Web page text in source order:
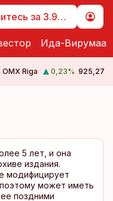
Подпишитесь за 3.99 €
Ида-Вирумаа
OMX Riga 0,23% 925,27
5 лет, и она
издания.
модифицирует
может иметь
поздними